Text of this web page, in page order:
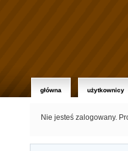
główna użytkownicy
Nie jesteś zalogowany.